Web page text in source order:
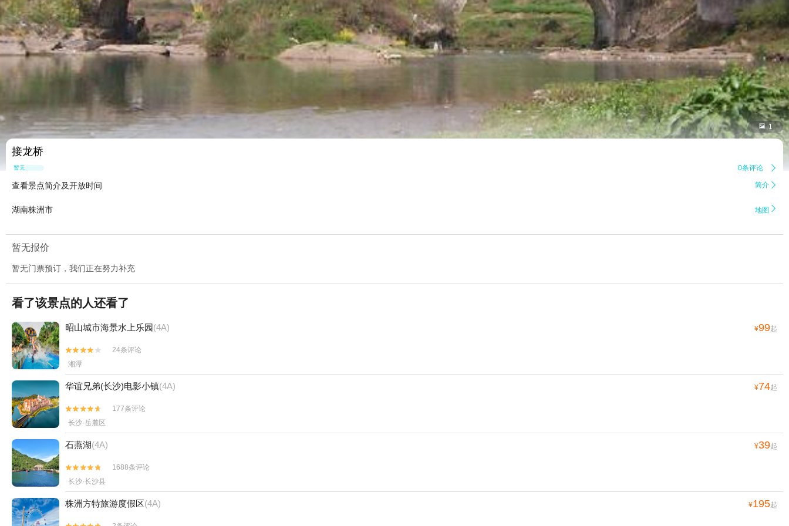
 1
接龙桥
暂无点评 0条评论 
查看景点简介及开放时间 简介 
湖南株洲市 地图 
暂无报价
暂无门票预订，我们正在努力补充
看了该景点的人还看了
昭山城市海景水上乐园(4A) ¥99起


24条评论
湘潭
华谊兄弟(长沙)电影小镇(4A) ¥74起


177条评论
长沙·岳麓区
石燕湖(4A) ¥39起


1688条评论
长沙·长沙县
株洲方特旅游度假区(4A) ¥195起